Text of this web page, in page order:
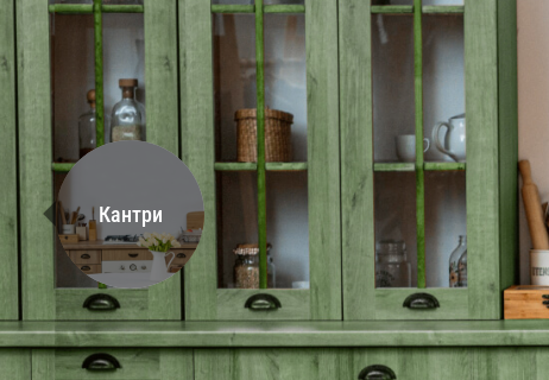
Кантри